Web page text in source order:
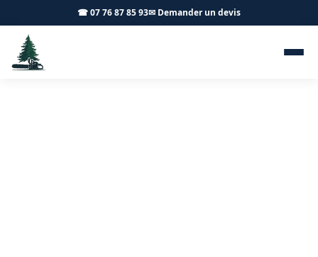
☎ 07 76 87 85 93✉ Demander un devis